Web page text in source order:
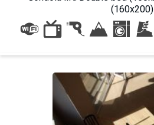
(160x200)